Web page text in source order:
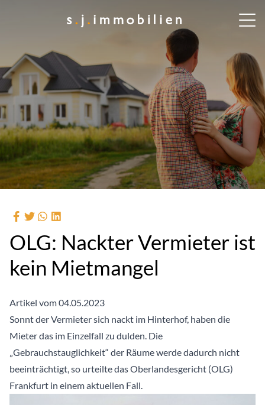
OLG: Nackter Vermieter ist
kein Mietmangel
Artikel vom 04.05.2023
Sonnt der Vermieter sich nackt im Hinterhof, haben die
Mieter das im Einzelfall zu dulden. Die
„Gebrauchstauglichkeit“ der Räume werde dadurch nicht
beeinträchtigt, so urteilte das Oberlandesgericht (OLG)
Frankfurt in einem aktuellen Fall.